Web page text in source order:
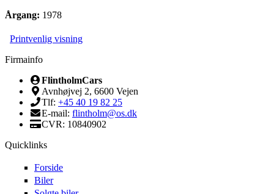
Årgang: 1978
Printvenlig visning
Firmainfo
FlintholmCars
Avnhøjvej 2, 6600 Vejen
Tlf: +45 40 19 82 25
E-mail: flintholm@os.dk
CVR: 10840902
Quicklinks
Forside
Biler